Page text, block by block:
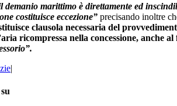
demanio marittimo è direttamente ed
costituisce eccezione” precisando inoltre
clausola necessaria del
ricompressa nella concessione, anche
|